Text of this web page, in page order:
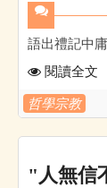
語出禮記中庸
閱讀全文
哲學宗教
"人無信